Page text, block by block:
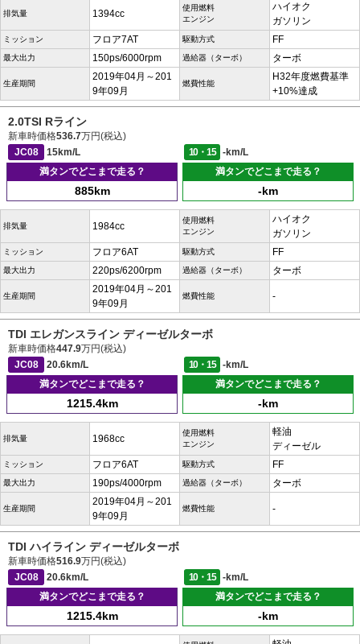
排気量 1394cc
使用燃料
エンジン
ハイオク
ガソリン
ミッション フロア7AT 駆動方式 FF
最大出力 150ps/6000rpm 過給器（ターボ） ターボ
生産期間
2019年04月～201
9年09月
燃費性能
H32年度燃費基準
+10%達成
2.0TSI Rライン
新車時価格536.7万円(税込)
JC08
15km/L 10・15
-km/L
満タンでどこまで走る？
885km
満タンでどこまで走る？
-km
排気量 1984cc
使用燃料
エンジン
ハイオク
ガソリン
ミッション フロア6AT 駆動方式 FF
最大出力 220ps/6200rpm 過給器（ターボ） ターボ
生産期間
2019年04月～201
9年09月
燃費性能 -
TDI エレガンスライン ディーゼルターボ
新車時価格447.9万円(税込)
JC08
20.6km/L 10・15
-km/L
満タンでどこまで走る？
1215.4km
満タンでどこまで走る？
-km
排気量 1968cc
使用燃料
エンジン
軽油
ディーゼル
ミッション フロア6AT 駆動方式 FF
最大出力 190ps/4000rpm 過給器（ターボ） ターボ
生産期間
2019年04月～201
9年09月
燃費性能 -
TDI ハイライン ディーゼルターボ
新車時価格516.9万円(税込)
JC08
20.6km/L 10・15
-km/L
満タンでどこまで走る？
1215.4km
満タンでどこまで走る？
-km